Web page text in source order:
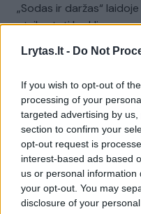
Lrytas.lt - Do Not
If you wish to opt-out of
processing of your
targeted advertising by
section to confirm your
opt-out request is
interest-based ads based
us or personal
your opt-out. You may
disclosure of your
„Sodas ir daržas“
atsikratyti kurklių
Laidos | Sodas ir daržas